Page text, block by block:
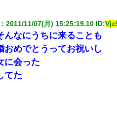
：2011/11/07(月) 15:25:19.10 ID:
んなにうちに来ることも
おめでとうってお祝いし
に会った
てた